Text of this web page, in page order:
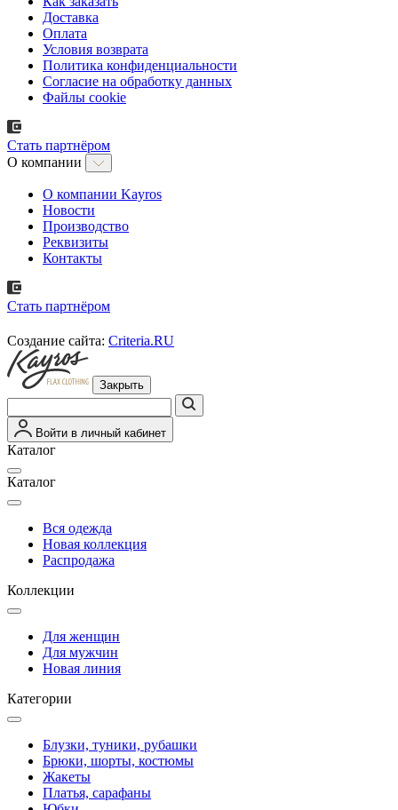
Доставка
Оплата
Условия возврата
Политика конфиденциальности
Согласие на обработку данных
Файлы cookie
Стать партнёром
О компании
О компании Kayros
Новости
Производство
Реквизиты
Контакты
Стать партнёром
Создание сайта: Criteria.RU
Закрыть
Войти в личный кабинет
Каталог
Каталог
Вся одежда
Новая коллекция
Распродажа
Коллекции
Для женщин
Для мужчин
Новая линия
Категории
Блузки, туники, рубашки
Брюки, шорты, костюмы
Жакеты
Платья, сарафаны